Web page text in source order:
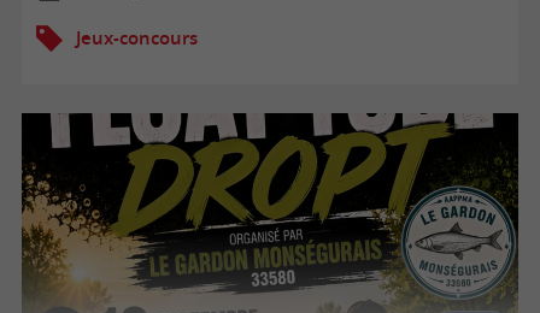
Jeux-concours